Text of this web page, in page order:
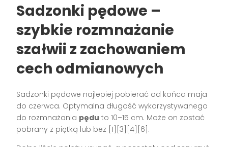
Sadzonki pędowe –
szybkie rozmnażanie
szałwii z zachowaniem
cech odmianowych
Sadzonki pędowe najlepiej pobierać od końca maja
do czerwca. Optymalna długość wykorzystywanego
do rozmnażania pędu to 10–15 cm. Może on zostać
pobrany z piętką lub bez [1][3][4][6] .